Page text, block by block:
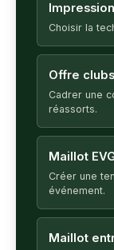
Choisir la
Offre clubs
Cadrer une
réassorts.
Maillot
Créer une
événement.
Maillot